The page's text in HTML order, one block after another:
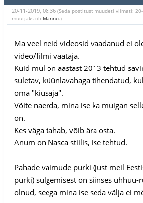
20-11-2019, 08:36 (Seda postitust muudeti viimati:
muutjaks oli Mannu.)
Ma veel neid videosid vaadanud ei
video/filmi vaataja.
Kuid mul on aastast 2013 tehtud
suletav, küünlavahaga tihendatud,
oma "kiusaja".
Võite naerda, mina ise ka muigan
on.
Kes väga tahab, võib ära osta.
Anum on Nasca stiilis, ise tehtud.
Pahade vaimude purki (just meil
purki) sulgemisest on siinses
olnud, seega mina ise seda välja ei